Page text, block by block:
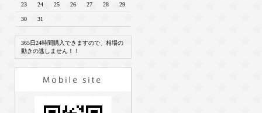
23 24 25 26 27 28 29
30 31
365日24時間購入できますので、相場の
動きの逃しません！！